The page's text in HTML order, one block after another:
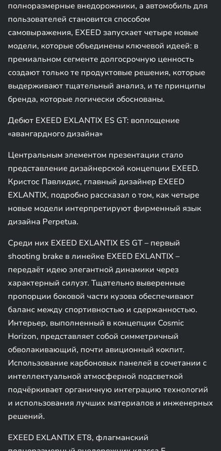
полноразмерные внедорожники, а автомобиль для
пользователей становится способом
самовыражения, EXEED запускает четыре новые
модели, которые объединены ключевой идеей: в
премиальном сегменте долгосрочную ценность
создают только те продуктовые решения, которые
выдерживают тщательный анализ, и те принципы
бренда, которые логически обоснованы.
Дебют EXEED EXLANTIX ES GT: воплощение
«авангардного дизайна»
Центральным элементом презентации стало
представление дизайнерской концепции EXEED.
Кристос Павлидис, главный дизайнер EXEED
EXLANTIX, подробно рассказал о том, как четыре
новые модели интерпретируют фирменный язык
дизайна Perpetua.
Среди них EXEED EXLANTIX ES GT – первый
shooting brake в линейке EXEED EXLANTIX –
передаёт идею элегантной динамики через
характерный силуэт. Тщательно выверенные
пропорции боковой части кузова обеспечивают
баланс между спортивностью и сдержанностью.
Интерьер, выполненный в концепции Cosmic
Horizon, представляет собой симметричный
обволакивающий, почти авиционный кокпит.
Использование карбоновых панелей в сочетании с
интеллектуальной атмосферной подсветкой
подчёркивает органичную интеграцию технологий
и использования лучших материалов и инженерных
решений.
EXEED EXLANTIX ET8, флагманский